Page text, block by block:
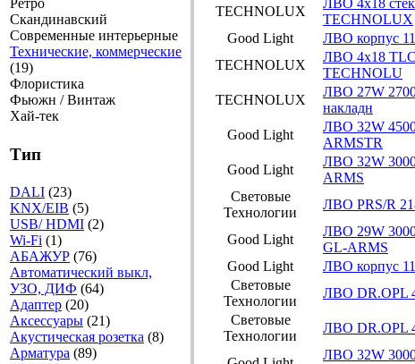
Ретро
Скандинавский
Современные интерьерные
Технические, коммерческие
(19)
Флористика
Фьюжн / Винтаж
Хай-тек
Тип
DALI (23)
KNX/EIB (5)
USB/ HDMI (2)
Wi-Fi (1)
АБАЖУР (76)
Автоматический выкл,
УЗО, ДИФ (64)
Адаптер (20)
Аксесcуары (21)
Акустическая розетка (8)
Арматура (89)
TECHNOLUX
ЛВО 4х18
TECHNOLUX
Good Light ЛВО корпус
TECHNOLUX
ЛВО 4х18 TLC
TECHNOLU
TECHNOLUX
ЛВО 27W
накладн
Good Light
ЛВО 32W
ARMSTR
Good Light
ЛВО 32W
ARMS
Световые
Технологии
ЛВО PRS/R
Good Light
ЛВО 29W
GL-ARMS
Good Light ЛВО корпус
Световые
Технологии
ЛВО DR.OPL
Световые
Технологии
ЛВО DR.OPL
ЛВО 32W